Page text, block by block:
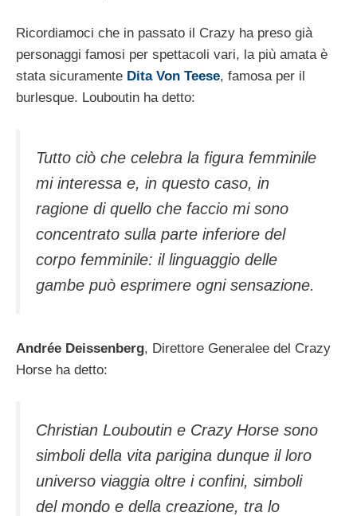
Ricordiamoci che in passato il Crazy ha preso già
personaggi famosi per spettacoli vari, la più amata è
stata sicuramente Dita Von Teese, famosa per il
burlesque. Louboutin ha detto:
Tutto ciò che celebra la figura femminile
mi interessa e, in questo caso, in
ragione di quello che faccio mi sono
concentrato sulla parte inferiore del
corpo femminile: il linguaggio delle
gambe può esprimere ogni sensazione.
Andrée Deissenberg, Direttore Generalee del Crazy
Horse ha detto:
Christian Louboutin e Crazy Horse sono
simboli della vita parigina dunque il loro
universo viaggia oltre i confini, simboli
del mondo e della creazione, tra lo